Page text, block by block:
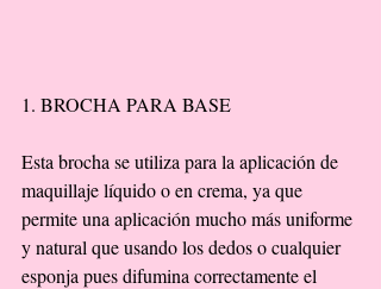
1. BROCHA PARA BASE
Esta brocha se utiliza para la aplicación de
maquillaje líquido o en crema, ya que
permite una aplicación mucho más uniforme
y natural que usando los dedos o cualquier
esponja pues difumina correctamente el